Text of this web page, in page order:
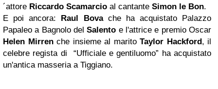
´attore Riccardo Scamarcio al cantante Simon le Bon.
E poi ancora: Raul Bovache ha acquistato Palazzo
Papaleo a Bagnolo delSalento e l'attrice e premio Oscar
Helen Mirrenche insieme al marito Taylor Hackford, il
celebre regista di “Ufficiale e gentiluomo” ha acquistato
un'antica masseria a Tiggiano.